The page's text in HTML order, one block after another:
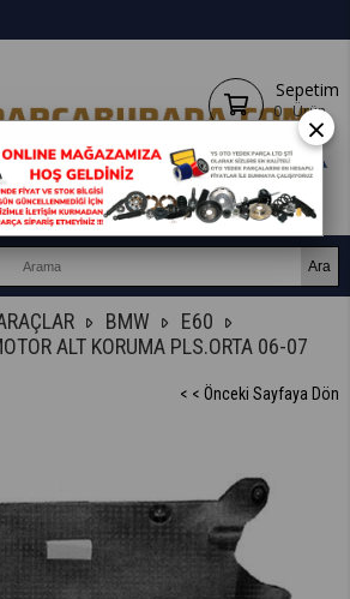
Sepetim
0 Ürün
BMW
E60
ALT KORUMA PLS.ORTA 06-07
< < Önceki Sayfaya Dön
×